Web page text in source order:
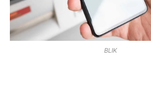
BLIK